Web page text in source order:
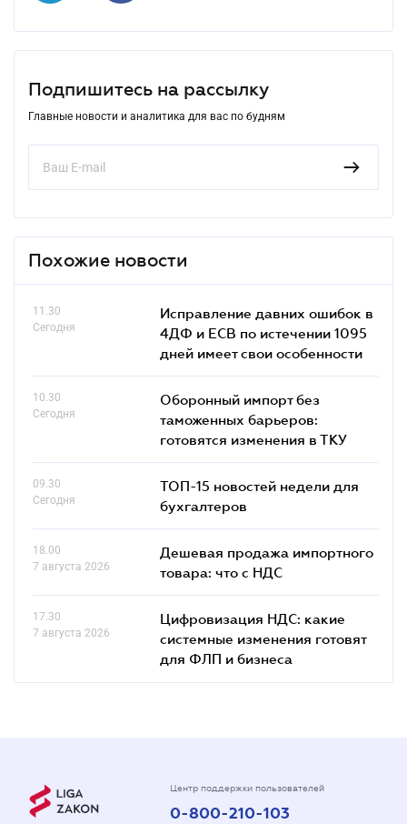
Подпишитесь на рассылку
Главные новости и аналитика для вас по будням
Похожие новости
11.30
Сегодня
Исправление давних ошибок в
4ДФ и ЕСВ по истечении 1095
дней имеет свои особенности
10.30
Сегодня
Оборонный импорт без
таможенных барьеров:
готовятся изменения в ТКУ
09.30
Сегодня
ТОП-15 новостей недели для
бухгалтеров
18.00
7 августа 2026
Дешевая продажа импортного
товара: что c НДС
17.30
7 августа 2026
Цифровизация НДС: какие
системные изменения готовят
для ФЛП и бизнеса
Центр поддержки пользователей
0-800-210-103